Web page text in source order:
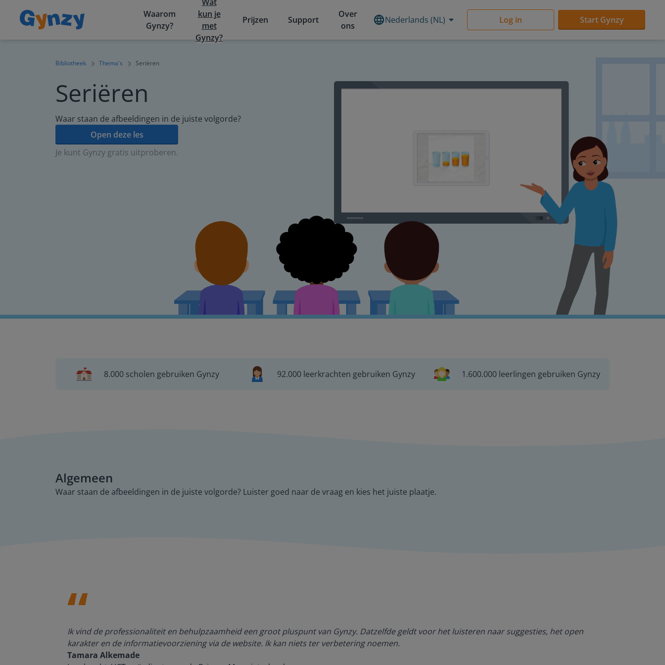
Waarom
Gynzy?
kun je
met
Gynzy?
Prijzen Support
Over
ons
Nederlands (NL) Log in Start Gynzy
Bibliotheek Thema's Seriëren
Seriëren
Waar staan de afbeeldingen in de juiste volgorde?
Open deze les
Je kunt Gynzy gratis uitproberen.
8.000 scholen gebruiken Gynzy 92.000 leerkrachten gebruiken Gynzy 1.600.000 leerlingen gebruiken Gynzy
Algemeen
Waar staan de afbeeldingen in de juiste volgorde? Luister goed naar de vraag en kies het juiste plaatje.
Ik vind de professionaliteit en behulpzaamheid een groot pluspunt van Gynzy. Datzelfde geldt voor het luisteren naar suggesties, het open
karakter en de informatievoorziening via de website. Ik kan niets ter verbetering noemen.
Tamara Alkemade